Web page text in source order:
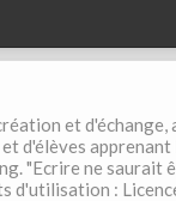
et
d'élèves
"Ecrire ne saurait
d'utilisation :